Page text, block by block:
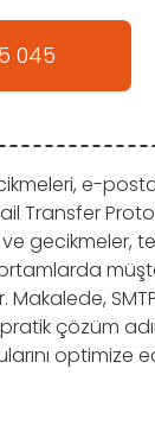
045
e-
Transfer
gecikmeler,
çözüm
optimize